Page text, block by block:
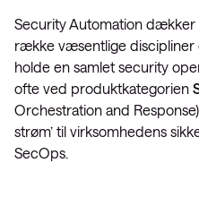
Security Automation
række væsentlige discipliner
holde en samlet security
ofte ved produktkategorien
Orchestration and
strøm’ til virksomhedens
SecOps.